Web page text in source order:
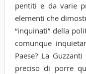
pentiti e da varie
elementi che
“inquinati” della
comunque
Paese? La
preciso di porre